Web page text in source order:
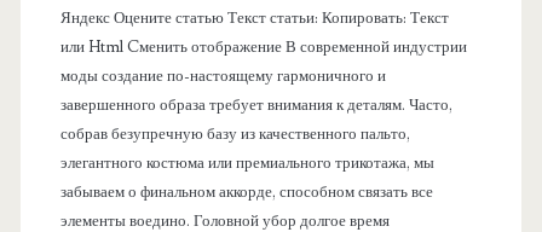
Яндекс Оцените статью Текст статьи: Копировать: Текст
или Html Cменить отображение В современной индустрии
моды создание по-настоящему гармоничного и
завершенного образа требует внимания к деталям. Часто,
собрав безупречную базу из качественного пальто,
элегантного костюма или премиального трикотажа, мы
забываем о финальном аккорде, способном связать все
элементы воедино. Головной убор долгое время